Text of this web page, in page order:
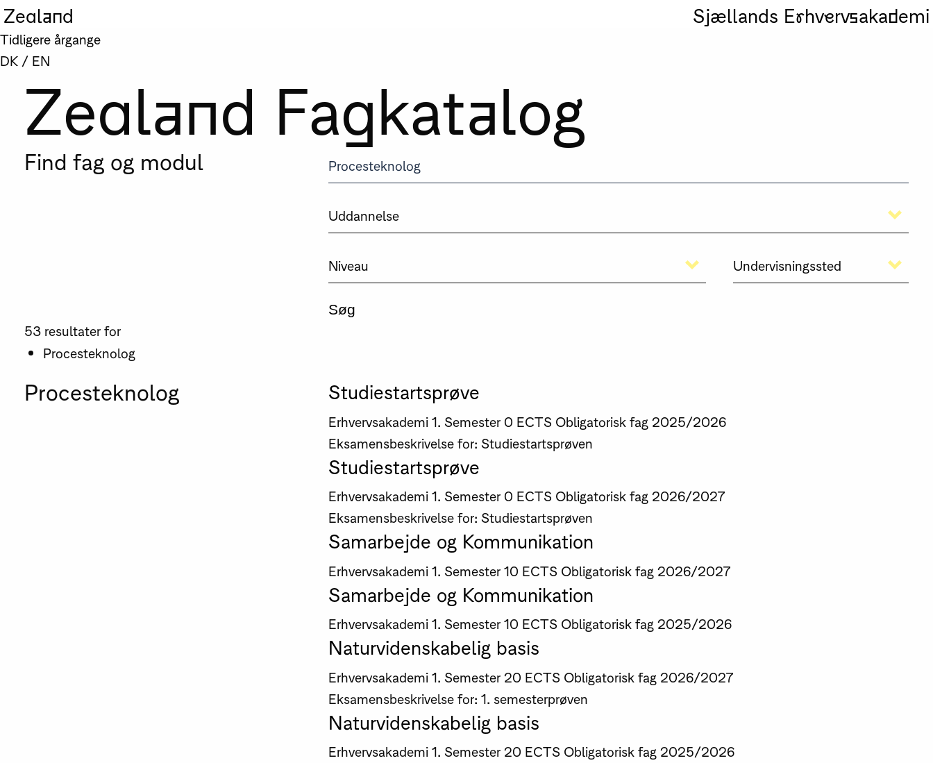
Zealand Sjællands Erhvervsakademi
Tidligere årgange
DK / EN
Zealand Fagkatalog
Find fag og modul
Søg
53 resultater for
Procesteknolog
Procesteknolog Studiestartsprøve
Erhvervsakademi 1. Semester 0 ECTS Obligatorisk fag 2025/2026
Eksamensbeskrivelse for: Studiestartsprøven
Studiestartsprøve
Erhvervsakademi 1. Semester 0 ECTS Obligatorisk fag 2026/2027
Eksamensbeskrivelse for: Studiestartsprøven
Samarbejde og Kommunikation
Erhvervsakademi 1. Semester 10 ECTS Obligatorisk fag 2026/2027
Samarbejde og Kommunikation
Erhvervsakademi 1. Semester 10 ECTS Obligatorisk fag 2025/2026
Naturvidenskabelig basis
Erhvervsakademi 1. Semester 20 ECTS Obligatorisk fag 2026/2027
Eksamensbeskrivelse for: 1. semesterprøven
Naturvidenskabelig basis
Erhvervsakademi 1. Semester 20 ECTS Obligatorisk fag 2025/2026